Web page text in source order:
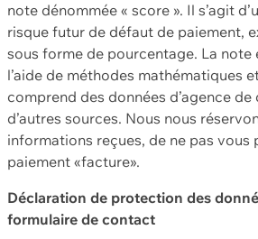
note dénommée « score ». Il s’agit
risque futur de défaut de paiement,
sous forme de pourcentage. La note
l’aide de méthodes mathématiques
comprend des données d’agence
d’autres sources. Nous nous
informations reçues, de ne pas vous
paiement «facture».
Déclaration de protection des
formulaire de contact